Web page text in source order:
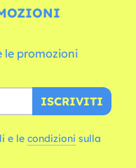
le promozioni
ISCRIVITI
e le condizioni